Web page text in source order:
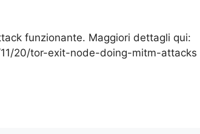
funzionante. Maggiori dettagli qui:
20/tor-exit-node-doing-mitm-attacks